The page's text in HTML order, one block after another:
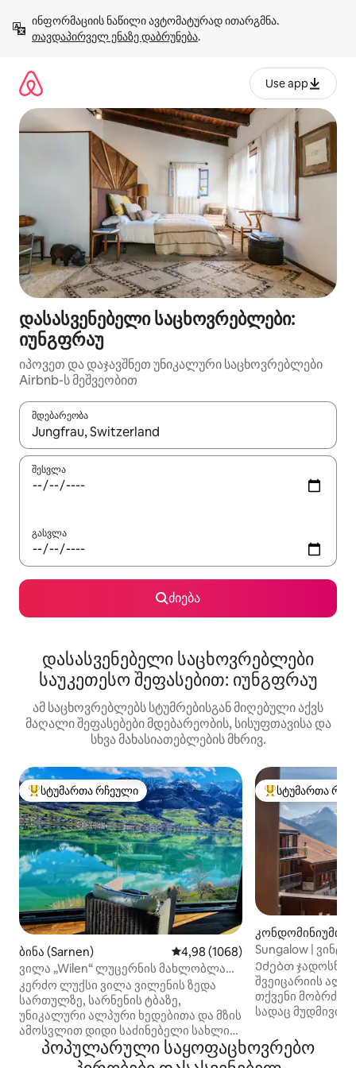
გადასვლა
თავდაპირველ ენაზე დაბრუნება.
Use app
დასასვენებელი საცხოვრებლები:
იუნგფრაუ
იპოვეთ და დაჯავშნეთ უნიკალური საცხოვრებლები
Airbnb-ს მეშვეობით
მდებარეობა
როცა შედეგები ხელმისაწვდომი გახდება, ნავიგაციისთვის
შესვლა
გასვლა
ძიება
დასასვენებელი საცხოვრებლები
საუკეთესო შეფასებით: იუნგფრაუ
ამ საცხოვრებლებს სტუმრებისგან მიღებული აქვს
მაღალი შეფასებები მდებარეობის, სისუფთავისა და
სხვა მახასიათებლების მხრივ.
სტუმართა რჩეული მოწინავე ვარიანტი
სტუმართა რჩეული
ბინა (Sarnen) საშუალო შეფასებაა 5‑დან
4,98 (1068)
ვილა „Wilen“ ლუცერნის მახლობლად|
ლუქს‑კლასის განტვირთვა ტბისპირა
ზონაში
კერძო ლუქსი ვილა ვილენის ზედა
სართულზე, სარნენის ტბაზე,
უნიკალური ალპური ხედებითა და მზის
ამოსვლით დიდი საძინებელი სახლის
კინოთეატრით, პანორამული
მისაღები, დიდი სამზარეულო
სტუმართა
სტუმართა
კონდომინიუმი
g)
Sungalow |
პანორამული
Ეძებთ
შვეიცარიის
თქვენი
სადაც მუდმივი
შეესაბამება. 2024 წელს
პოპულარული საყოფაცხოვრებო